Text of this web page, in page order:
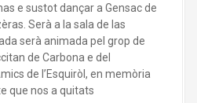
e sustot dançar a Gensac de
Serà a la sala de las
serà animada pel grop de
de Carbona e del
de l’Esquiròl, en memòria
que nos a quitats